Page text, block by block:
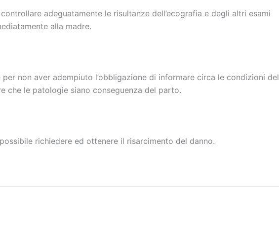
adeguatamente le risultanze dell’ecografia e degli altri esami
alla madre.
non aver adempiuto l’obbligazione di informare circa le condizioni del
che le patologie siano conseguenza del parto.
richiedere ed ottenere il risarcimento del danno.